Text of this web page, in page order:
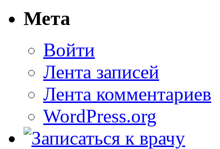
Мета
Войти
Лента записей
Лента комментариев
WordPress.org